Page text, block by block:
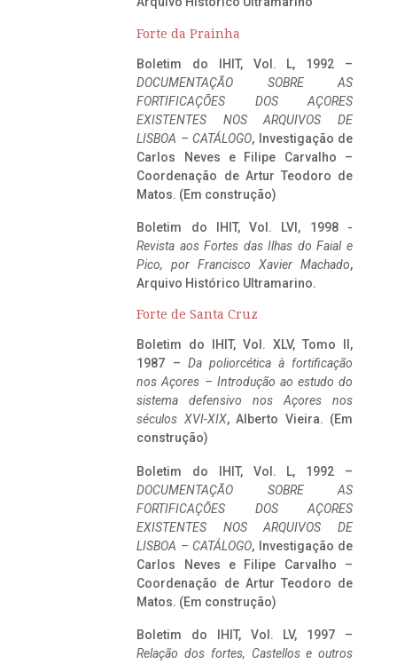
Forte da Prainha
Boletim do IHIT, Vol. L, 1992 –
DOCUMENTAÇÃO SOBRE AS
FORTIFICAÇÕES DOS AÇORES
EXISTENTES NOS ARQUIVOS DE
LISBOA – CATÁLOGO, Investigação de
Carlos Neves e Filipe Carvalho –
Coordenação de Artur Teodoro de
Matos. (Em construção)
Boletim do IHIT, Vol. LVI, 1998 -
Revista aos Fortes das Ilhas do Faial e
Pico, por Francisco Xavier Machado,
Arquivo Histórico Ultramarino.
Forte de Santa Cruz
Boletim do IHIT, Vol. XLV, Tomo II,
1987 – Da poliorcética à fortificação
nos Açores – Introdução ao estudo do
sistema defensivo nos Açores nos
séculos XVI-XIX, Alberto Vieira. (Em
construção)
Boletim do IHIT, Vol. L, 1992 –
DOCUMENTAÇÃO SOBRE AS
FORTIFICAÇÕES DOS AÇORES
EXISTENTES NOS ARQUIVOS DE
LISBOA – CATÁLOGO, Investigação de
Carlos Neves e Filipe Carvalho –
Coordenação de Artur Teodoro de
Matos. (Em construção)
Boletim do IHIT, Vol. LV, 1997 –
Relação dos fortes, Castellos e outros